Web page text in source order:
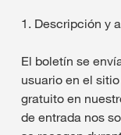
1. Descripción y
El boletín se
usuario en el
gratuito en
de entrada nos